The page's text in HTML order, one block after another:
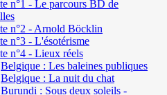
n°1 - Le parcours BD de
n°2 - Arnold Böcklin
n°3 - L'ésotérisme
n°4 - Lieux réels
Belgique : Les baleines publiques
Belgique : La nuit du chat
Burundi : Sous deux soleils -